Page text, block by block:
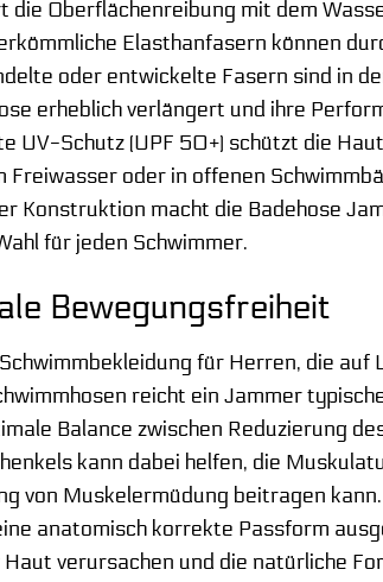
Oberflächenreibung mit dem
Elasthanfasern können
oder entwickelte Fasern sind in
erheblich verlängert und ihre
Schutz (UPF 50+) schützt die
oder in offenen
Konstruktion macht die Badehose
für jeden Schwimmer.
Bewegungsfreiheit
für Herren, die auf
reicht ein Jammer
Balance zwischen Reduzierung
kann dabei helfen, die
von Muskelermüdung beitragen
anatomisch korrekte Passform
verursachen und die natürliche